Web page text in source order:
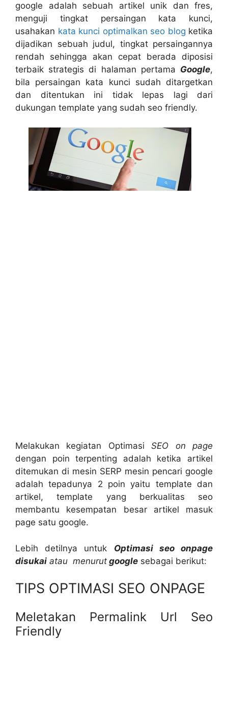
google adalah sebuah artikel unik dan fres,
menguji tingkat persaingan kata kunci,
usahakan kata kunci optimalkan seo blog ketika
dijadikan sebuah judul, tingkat persaingannya
rendah sehingga akan cepat berada diposisi
terbaik strategis di halaman pertama Google,
bila persaingan kata kunci sudah ditargetkan
dan ditentukan ini tidak lepas lagi dari
dukungan template yang sudah seo friendly.
Melakukan kegiatan OptimasiSEO on page
dengan poin terpenting adalah ketika artikel
ditemukan di mesin SERP mesin pencari google
adalah tepadunya 2 poin yaitu template dan
artikel, template yang berkualitas seo
membantu kesempatan besar artikel masuk
page satu google.
Lebih detilnya untuk Optimasi seo onpage
disukai atau menurut google sebagai berikut:
TIPS OPTIMASI SEO ONPAGE
Meletakan Permalink Url Seo
Friendly